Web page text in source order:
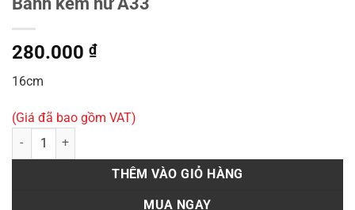
280.000 ₫
16cm
(Giá đã bao gồm VAT)
Bánh kem nữ A33 số lượng
THÊM VÀO GIỎ HÀNG
MUA NGAY